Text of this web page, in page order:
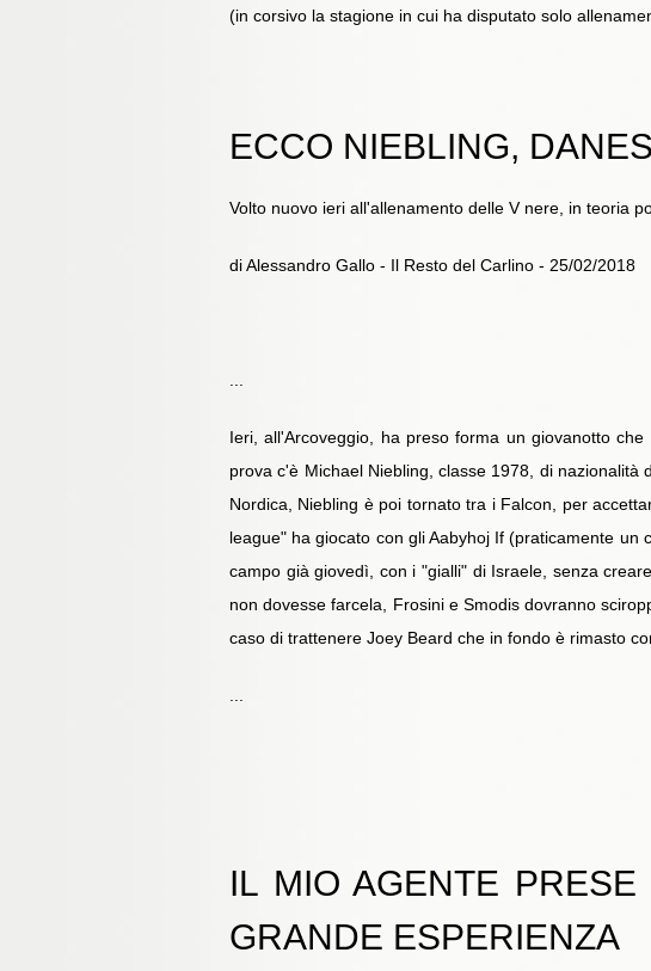
(in corsivo la stagione in cui ha disputato solo
ECCO NIEBLING,
Volto nuovo ieri all'allenamento delle V nere, in teoria
di Alessandro Gallo - Il Resto del Carlino - 25/02/2018
Ieri, all'Arcoveggio, ha preso forma un giovanotto
prova c'è Michael Niebling, classe 1978, di
Nordica, Niebling è poi tornato tra i Falcon, per
league" ha giocato con gli Aabyhoj If (praticamente
campo già giovedì, con i "gialli" di Israele, senza
non dovesse farcela, Frosini e Smodis dovranno
caso di trattenere Joey Beard che in fondo è rimasto
IL MIO AGENTE
GRANDE ESPERIENZA